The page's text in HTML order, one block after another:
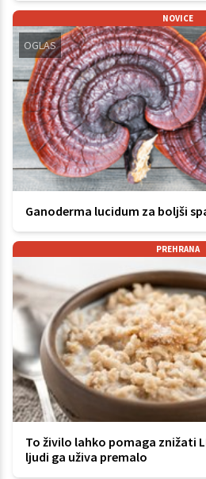
NOVICE
OGLAS
Ganoderma lucidum za boljši
PREHRANA
To živilo lahko pomaga znižati
ljudi ga uživa premalo